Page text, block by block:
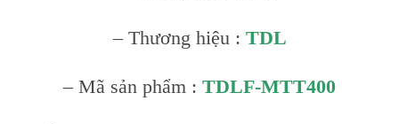
– Thương hiệu : TDL
– Mã sản phẩm : TDLF-MTT400